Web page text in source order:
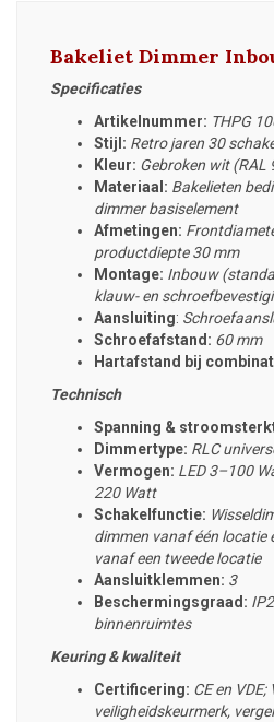
Bakeliet Dimmer
Specificaties
Artikelnummer: THPG
Stijl: Retro jaren 30
Kleur: Gebroken wit (RAL
Materiaal: Bakelieten
dimmer basiselement
Afmetingen:
productdiepte 30 mm
Montage: Inbouw
klauw- en
Aansluiting:
Schroefafstand: 60 mm
Hartafstand bij
Technisch
Spanning &
Dimmertype: RLC
Vermogen: LED 3–100
220 Watt
Schakelfunctie:
dimmen vanaf één locatie
vanaf een tweede locatie
Aansluitklemmen: 3
Beschermingsgraad:
binnenruimtes
Keuring & kwaliteit
Certificering: CE en
veiligheidskeurmerk,